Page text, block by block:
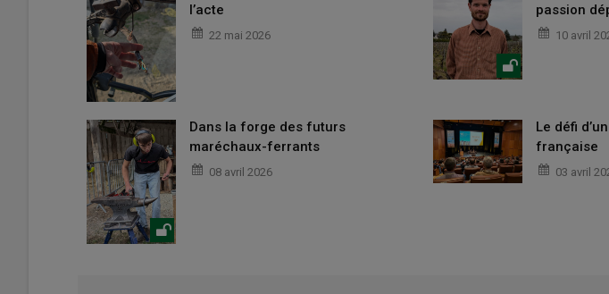
l’acte
22 mai 2026
passion
10 avril
Dans la forge des futurs
maréchaux-ferrants
08 avril 2026
Le défi
française
03 avril